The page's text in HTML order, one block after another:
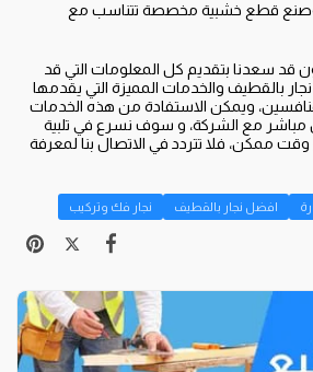
وصنع قطع خشبية مخصصة تتناسب مع
قد سعدنا بتقديم كل المعلومات التي قد
بالقطيف والخدمات المميزة التي يقدمها
ويمكن الاستفادة من هذه الخدمات
مع الشركة، و سوف نسرع في تلبية
ممكن، فلا تتردد في الاتصال بنا لمعرفة
افضل نجار بالقطيف نجار فك وتركيب